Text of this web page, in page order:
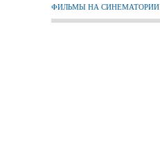
ФИЛЬМЫ НА СИНЕМАТОРИИ